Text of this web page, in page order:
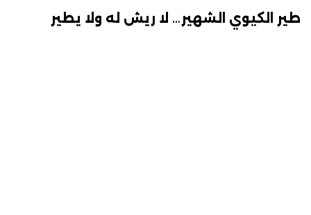
طير الكيوي الشهير… لا ريش له ولا يطير